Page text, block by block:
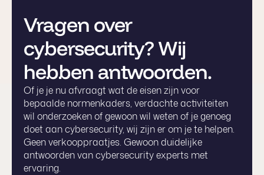
Vragen over
cybersecurity? Wij
hebben antwoorden.
Of je je nu afvraagt wat de eisen zijn voor
bepaalde normenkaders, verdachte activiteiten
wil onderzoeken of gewoon wil weten of je genoeg
doet aan cybersecurity, wij zijn er om je te helpen.
Geen verkooppraatjes. Gewoon duidelijke
antwoorden van cybersecurity experts met
ervaring.